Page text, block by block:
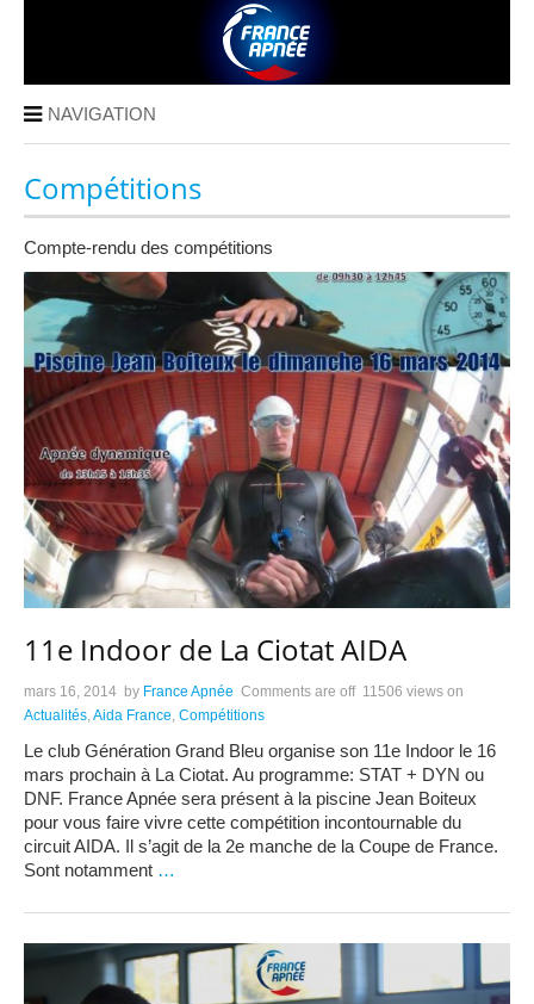
NAVIGATION
Compétitions
Compte-rendu des compétitions
11e Indoor de La Ciotat AIDA
mars 16, 2014 by France Apnée Comments are off 11506 views on
Actualités,Aida France, Compétitions
Le club Génération Grand Bleu organise son 11e Indoor le 16
mars prochain à La Ciotat. Au programme: STAT + DYN ou
DNF. France Apnée sera présent à la piscine Jean Boiteux
pour vous faire vivre cette compétition incontournable du
circuit AIDA. Il s’agit de la 2e manche de la Coupe de France.
Sont notamment …